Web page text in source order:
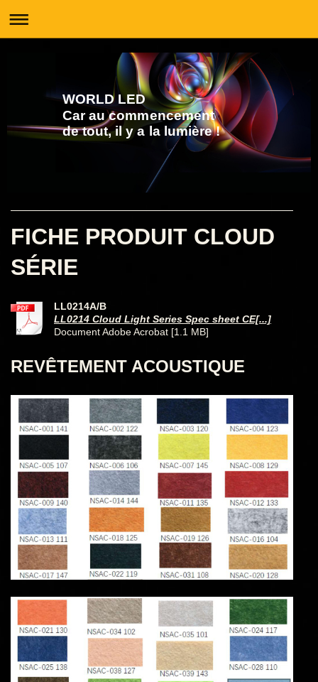
WORLD LED
Car au commencement
de tout, il y a la lumière !
FICHE PRODUIT CLOUD
SÉRIE
LL0214A/B
LL0214 Cloud Light Series Spec sheet CE[...]
Document Adobe Acrobat [1.1 MB]
REVÊTEMENT ACOUSTIQUE